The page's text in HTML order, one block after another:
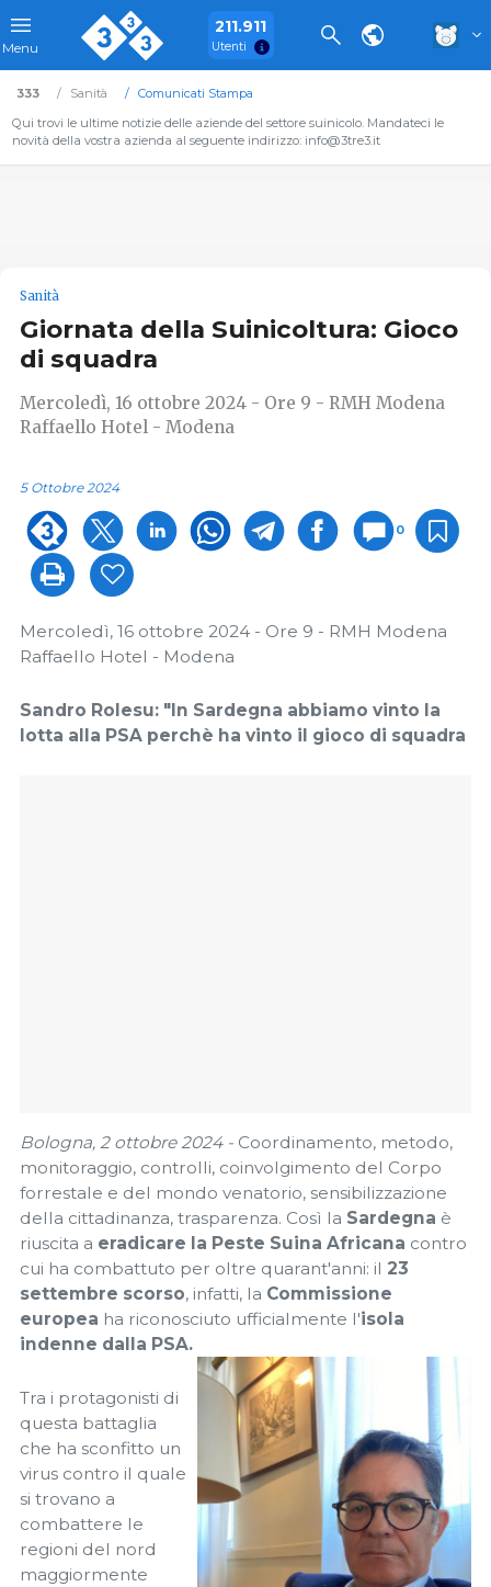
Menu
211.911
Utenti
333 Sanità
Comunicati Stampa
Qui trovi le ultime notizie delle aziende del settore suinicolo. Mandateci le
novità della vostra azienda al seguente indirizzo: info@3tre3.it
Sanità
Giornata della Suinicoltura: Gioco
di squadra
Mercoledì, 16 ottobre 2024 - Ore 9 - RMH Modena
Raffaello Hotel - Modena
5 Ottobre 2024
0
Mercoledì, 16 ottobre 2024 - Ore 9 - RMH Modena
Raffaello Hotel - Modena
Sandro Rolesu: "In Sardegna abbiamo vinto la
lotta alla PSA perchè ha vinto il gioco di squadra
Bologna, 2 ottobre 2024 - Coordinamento, metodo,
monitoraggio, controlli, coinvolgimento del Corpo
forrestale e del mondo venatorio, sensibilizzazione
della cittadinanza, trasparenza. Così la Sardegna è
riuscita a eradicare la Peste Suina Africana contro
cui ha combattuto per oltre quarant'anni: il 23
settembre scorso, infatti, la Commissione
europea ha riconosciuto ufficialmente l'isola
indenne dalla PSA.
Tra i protagonisti di
questa battaglia
che ha sconfitto un
virus contro il quale
si trovano a
combattere le
regioni del nord
maggiormente